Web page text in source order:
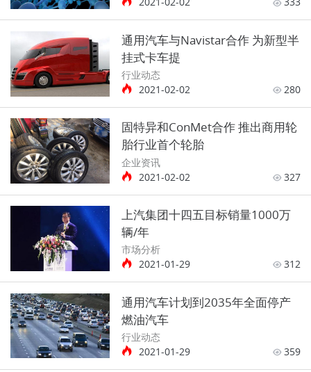
通用汽车与Navistar合作 为新型半
挂式卡车提
行业动态
2021-02-02
280
固特异和ConMet合作 推出商用轮
胎行业首个轮胎
企业资讯
2021-02-02
327
上汽集团十四五目标销量1000万
辆/年
市场分析
2021-01-29
312
通用汽车计划到2035年全面停产
燃油汽车
行业动态
2021-01-29
359